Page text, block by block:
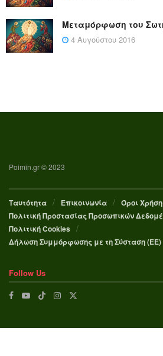
Μεταμόρφωση του
4 Αυγούστου 2016
Poimin.gr © 2023
Ταυτότητα Επικοινωνία
Όροι
Πολιτική Προστασίας Προσωπικών
Πολιτική Cookies
Δήλωση Συμμόρφωσης με τη Σύσταση (ΕΕ)
Follow Us